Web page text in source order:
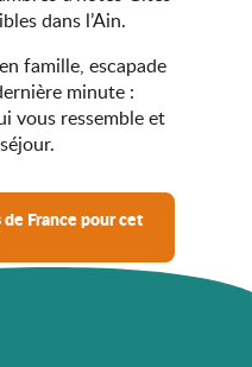
dans l’Ain.
famille, escapade
minute :
vous ressemble et
France pour cet